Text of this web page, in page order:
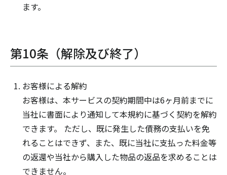
ます。
第10条（解除及び終了）
お客様による解約
お客様は、本サービスの契約期間中は6ヶ月前までに
当社に書面により通知して本規約に基づく契約を解約
できます。 ただし、既に発生した債務の支払いを免
れることはできず、また、既に当社に支払った料金等
の返還や当社から購入した物品の返品を求めることは
できません。